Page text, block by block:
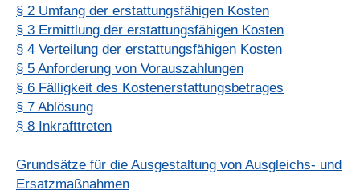
§ 2 Umfang der erstattungsfähigen Kosten
§ 3 Ermittlung der erstattungsfähigen Kosten
§ 4 Verteilung der erstattungsfähigen Kosten
§ 5 Anforderung von Vorauszahlungen
§ 6 Fälligkeit des Kostenerstattungsbetrages
§ 7 Ablösung
§ 8 Inkrafttreten
Grundsätze für die Ausgestaltung von Ausgleichs- und
Ersatzmaßnahmen